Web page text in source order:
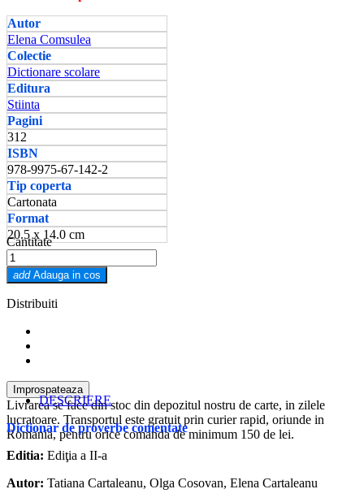
Autor
Elena Comsulea
Colectie
Dictionare scolare
Editura
Stiinta
Pagini
312
ISBN
978-9975-67-142-2
Tip coperta
Cartonata
Format
20.5 x 14.0 cm
Cantitate
add Adauga in cos
Distribuiti
Livrarea se face din stoc din depozitul nostru de carte, in zilele
lucratoare. Transportul este gratuit prin curier rapid, oriunde in
Romania, pentru orice comanda de minimum 150 de lei.
DESCRIERE
Dictionar de proverbe comentate
Editia: Ediţia a II-a
Autor: Tatiana Cartaleanu, Olga Cosovan, Elena Cartaleanu